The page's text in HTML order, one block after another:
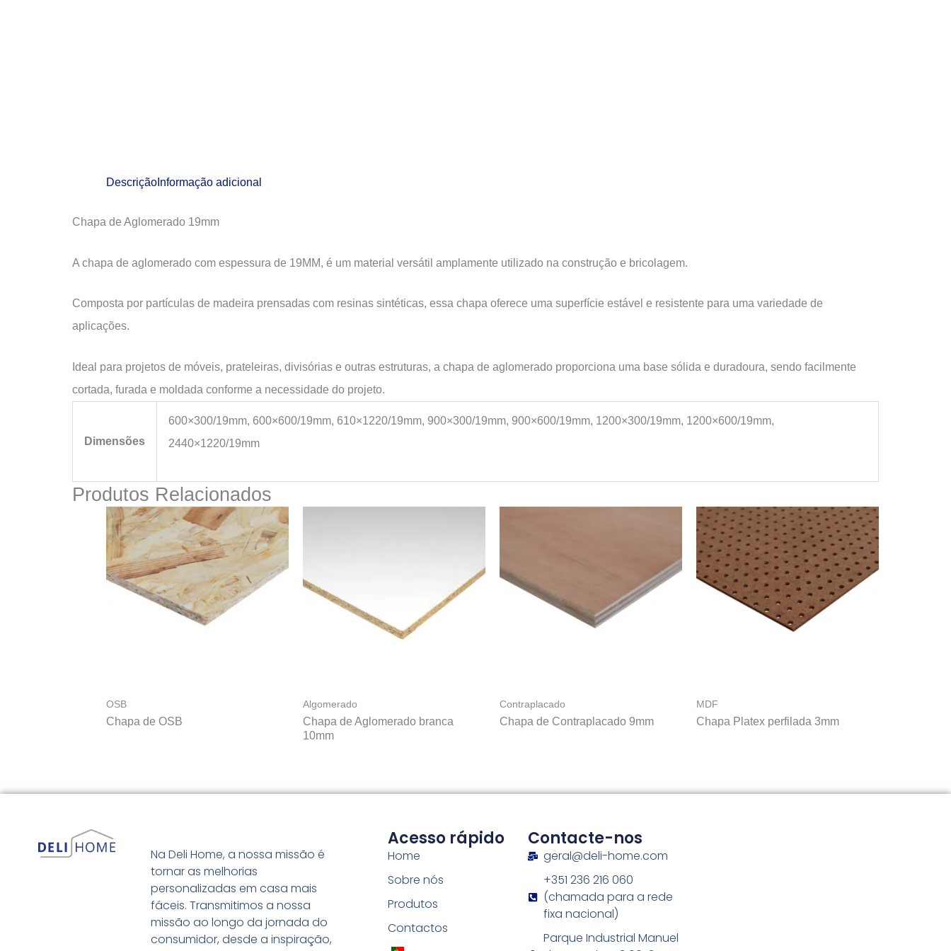
Descrição Informação adicional
Chapa de Aglomerado 19mm
A chapa de aglomerado com espessura de 19MM, é um material versátil amplamente utilizado na construção e bricolagem.
Composta por partículas de madeira prensadas com resinas sintéticas, essa chapa oferece uma superfície estável e resistente para uma variedade de
aplicações.
Ideal para projetos de móveis, prateleiras, divisórias e outras estruturas, a chapa de aglomerado proporciona uma base sólida e duradoura, sendo facilmente
cortada, furada e moldada conforme a necessidade do projeto.
Dimensões
600×300/19mm, 600×600/19mm, 610×1220/19mm, 900×300/19mm, 900×600/19mm, 1200×300/19mm, 1200×600/19mm,
2440×1220/19mm
Produtos Relacionados
OSB
Chapa de OSB
Algomerado
Chapa de Aglomerado branca
10mm
Contraplacado
Chapa de Contraplacado 9mm
MDF
Chapa Platex perfilada 3mm
Na Deli Home, a nossa missão é
tornar as melhorias
personalizadas em casa mais
fáceis. Transmitimos a nossa
missão ao longo da jornada do
consumidor, desde a inspiração,
Acesso rápido
Home
Sobre nós
Produtos
Contactos
Contacte-nos
geral@deli-home.com
+351 236 216 060
(chamada para a rede
fixa nacional)
Parque Industrial Manuel